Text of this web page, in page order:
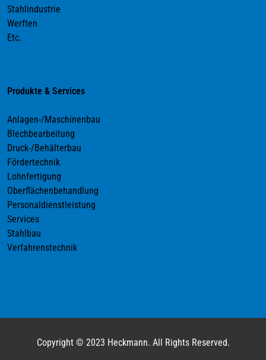
Stahlindustrie
Werften
Etc.
Produkte & Services
Anlagen-/Maschinenbau
Blechbearbeitung
Druck-/Behälterbau
Fördertechnik
Lohnfertigung
Oberflächenbehandlung
Personaldienstleistung
Services
Stahlbau
Verfahrenstechnik
Copyright © 2023 Heckmann. All Rights Reserved.